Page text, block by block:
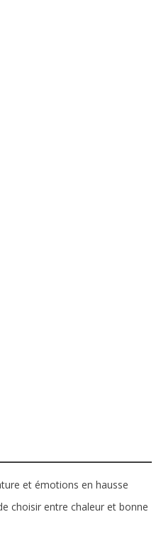
et émotions en hausse
choisir entre chaleur et bonne